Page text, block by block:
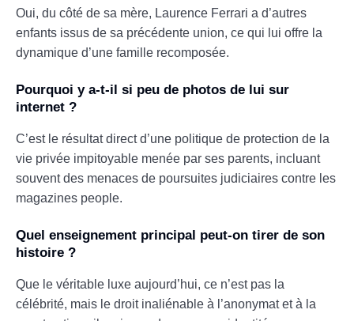
Oui, du côté de sa mère, Laurence Ferrari a d’autres
enfants issus de sa précédente union, ce qui lui offre la
dynamique d’une famille recomposée.
Pourquoi y a-t-il si peu de photos de lui sur
internet ?
C’est le résultat direct d’une politique de protection de la
vie privée impitoyable menée par ses parents, incluant
souvent des menaces de poursuites judiciaires contre les
magazines people.
Quel enseignement principal peut-on tirer de son
histoire ?
Que le véritable luxe aujourd’hui, ce n’est pas la
célébrité, mais le droit inaliénable à l’anonymat et à la